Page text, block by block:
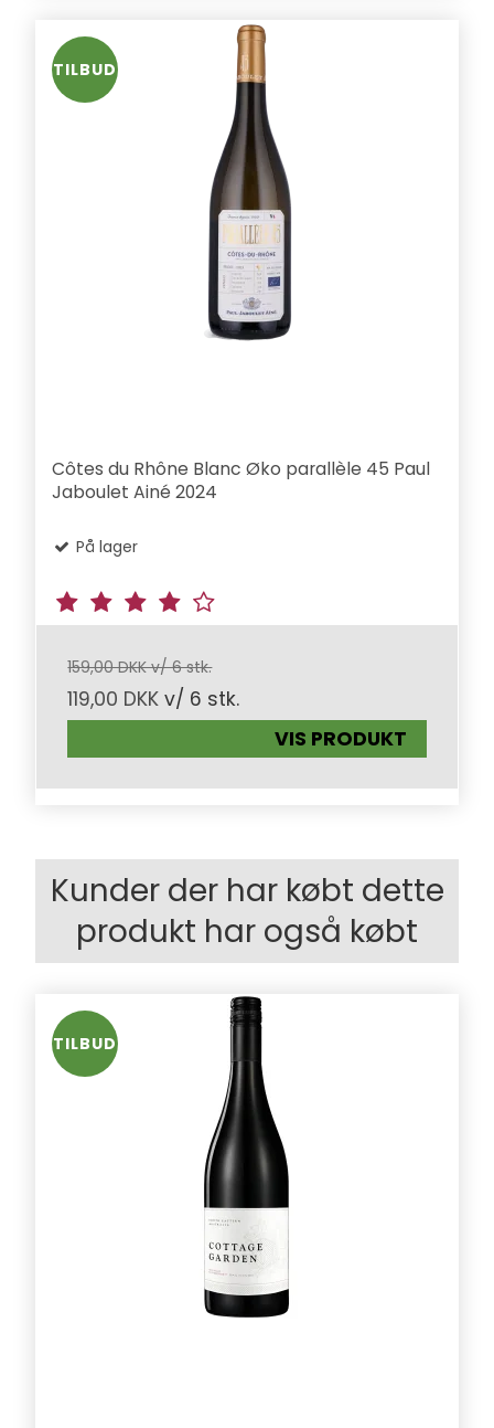
TILBUD
Côtes du Rhône Blanc Øko parallèle 45 Paul
Jaboulet Ainé 2024
På lager
159,00 DKK v/ 6 stk.
119,00 DKK v/ 6 stk.
VIS PRODUKT
Kunder der har købt dette
produkt har også købt
TILBUD